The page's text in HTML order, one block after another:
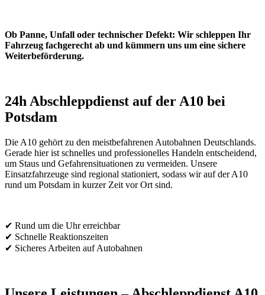
Ob Panne, Unfall oder technischer Defekt: Wir schleppen Ihr
Fahrzeug fachgerecht ab und kümmern uns um eine sichere
Weiterbeförderung.
24h Abschleppdienst auf der A10 bei
Potsdam
Die A10 gehört zu den meistbefahrenen Autobahnen Deutschlands.
Gerade hier ist schnelles und professionelles Handeln entscheidend,
um Staus und Gefahrensituationen zu vermeiden. Unsere
Einsatzfahrzeuge sind regional stationiert, sodass wir auf der A10
rund um Potsdam in kurzer Zeit vor Ort sind.
✔ Rund um die Uhr erreichbar
✔ Schnelle Reaktionszeiten
✔ Sicheres Arbeiten auf Autobahnen